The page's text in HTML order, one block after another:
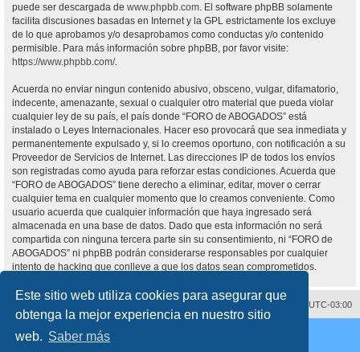
Este sitio web utiliza cookies para asegurar que
obtenga la mejor experiencia en nuestro sitio
web. Saber más
puede ser descargada de www.phpbb.com. El software phpBB solamente
facilita discusiones basadas en Internet y la GPL estrictamente los excluye
de lo que aprobamos y/o desaprobamos como conductas y/o contenido
permisible. Para más información sobre phpBB, por favor visite:
https://www.phpbb.com/.
Acuerda no enviar ningun contenido abusivo, obsceno, vulgar, difamatorio,
indecente, amenazante, sexual o cualquier otro material que pueda violar
cualquier ley de su país, el país donde “FORO de ABOGADOS” está
instalado o Leyes Internacionales. Hacer eso provocará que sea inmediata y
permanentemente expulsado y, si lo creemos oportuno, con notificación a su
Proveedor de Servicios de Internet. Las direcciones IP de todos los envíos
son registradas como ayuda para reforzar estas condiciones. Acuerda que
“FORO de ABOGADOS” tiene derecho a eliminar, editar, mover o cerrar
cualquier tema en cualquier momento que lo creamos conveniente. Como
usuario acuerda que cualquier información que haya ingresado será
almacenada en una base de datos. Dado que esta información no será
compartida con ninguna tercera parte sin su consentimiento, ni “FORO de
ABOGADOS” ni phpBB podrán considerarse responsables por cualquier
intento de hacking que conlleve a que los datos sean comprometidos.
Todos los horarios son UTC-03:00
Borrar cookies
Desarrollado por
® Forum Software © phpBB Limited
Traducción al español porphpBB España